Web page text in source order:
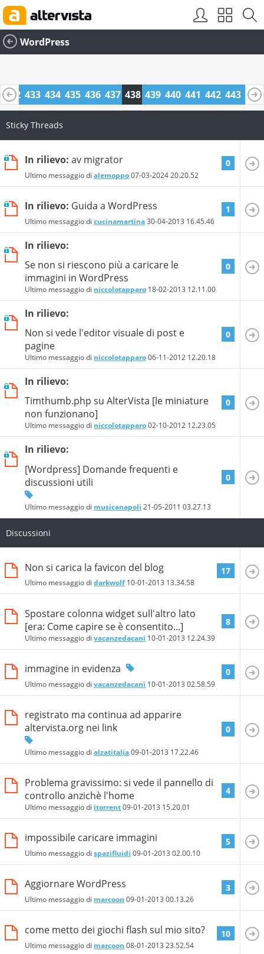
WordPress
432 433 434 435 436 437 438 439 440 441 442 443 444
Sticky Threads
In rilievo: av migrator
Ultimo messaggio di alemoppo07-03-202420.20.52
0
In rilievo: Guida a WordPress
Ultimo messaggio di cucinamartina30-04-2013 16.45.46
1
In rilievo:
Se non si riescono più a caricare le
immagini in WordPress
Ultimo messaggio di niccolotapparo 18-02-2013 12.11.00
0
In rilievo:
Non si vede l'editor visuale di post e
pagine
Ultimo messaggio di niccolotapparo06-11-2012 12.20.18
0
In rilievo:
Timthumb.php su AlterVista [le miniature
non funzionano]
Ultimo messaggio di niccolotapparo02-10-2012 12.23.05
0
In rilievo:
[Wordpress] Domande frequenti e
discussioni utili
Ultimo messaggio di musicanapoli 21-05-2011 03.27.13
0
Discussioni
Non si carica la favicon del blog
Ultimo messaggio di darkwolf 10-01-2013 13.34.58
17
Spostare colonna widget sull'altro lato
[era: Come capire se è consentito...]
Ultimo messaggio di vacanzedacani 10-01-2013 12.24.39
8
immagine in evidenza
Ultimo messaggio di vacanzedacani 10-01-2013 02.58.59
0
registrato ma continua ad apparire
altervista.org nei link
Ultimo messaggio di alzatitalia09-01-2013 17.22.46
0
Problema gravissimo: si vede il pannello di
controllo anzichè l'home
Ultimo messaggio di itorrent09-01-2013 15.20.01
4
impossibile caricare immagini
Ultimo messaggio di spazifluidi 09-01-2013 02.00.10
5
Aggiornare WordPress
Ultimo messaggio di marcoon 09-01-2013 00.13.26
3
come metto dei giochi flash sul mio sito?
Ultimo messaggio di marcoon 08-01-2013 23.52.54
10